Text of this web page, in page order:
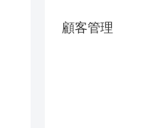
顧客管理